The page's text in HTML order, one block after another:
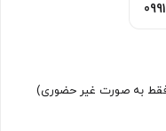
0991
به صورت غیر حضوری)